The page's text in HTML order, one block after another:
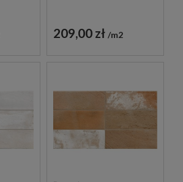
209,00 zł m2